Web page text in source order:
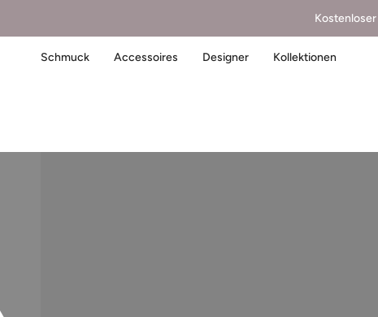
Kostenloser
Schmuck Accessoires Designer Kollektionen